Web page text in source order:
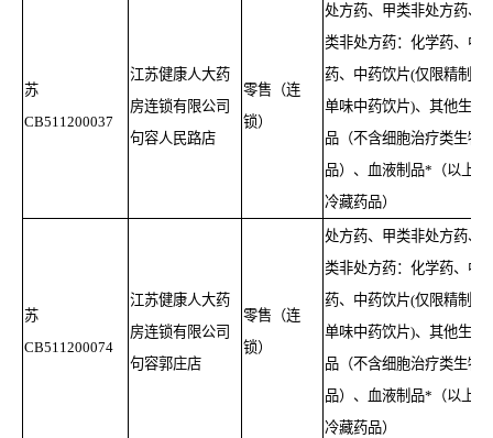
苏
CB511200037
江苏健康人大药
房连锁有限公司
句容人民路店
零售（连
锁）
处方药、甲类非处方药、
类非处方药：化学药、中
药、中药饮片(仅限精制包
单味中药饮片)、其他生物
品（不含细胞治疗类生物
品）、血液制品*（以上含
冷藏药品）
苏
CB511200074
江苏健康人大药
房连锁有限公司
句容郭庄店
零售（连
锁）
处方药、甲类非处方药、
类非处方药：化学药、中
药、中药饮片(仅限精制包
单味中药饮片)、其他生物
品（不含细胞治疗类生物
品）、血液制品*（以上含
冷藏药品）